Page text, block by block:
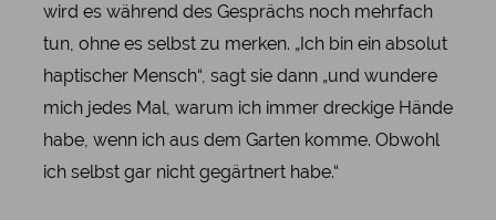
wird es während des Gesprächs noch mehrfach
tun, ohne es selbst zu merken. „Ich bin ein absolut
haptischer Mensch“, sagt sie dann „und wundere
mich jedes Mal, warum ich immer dreckige Hände
habe, wenn ich aus dem Garten komme. Obwohl
ich selbst gar nicht gegärtnert habe.“